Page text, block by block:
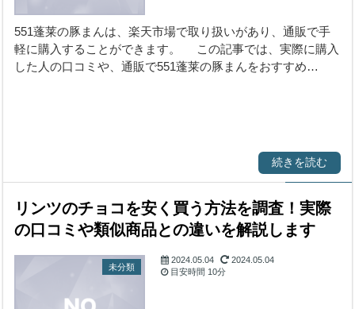
551蓬莱の豚まんは、楽天市場で取り扱いがあり、通販で手
軽に購入することができます。 この記事では、実際に購入
した人の口コミや、通販で551蓬莱の豚まんをおすすめ…
続きを読む
リンツのチョコを安く買う方法を調査！実際
の口コミや類似商品との違いを解説します
未分類
2024.05.04
2024.05.04
目安時間 10分